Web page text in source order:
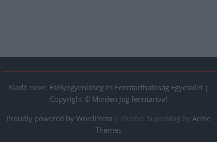
Kiadó neve: Esélyegyenlőség és Fenntarthatóság Egyesület |
Copyright © Minden jog fenntartva!
Proudly powered by WordPress
Theme: SuperMag by Acme
Themes